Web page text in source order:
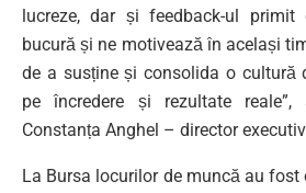
lucreze, dar și feedback-ul
bucură și ne motivează în același
de a susține și consolida o cultură
pe încredere și rezultate
Constanța Anghel – director
La Bursa locurilor de muncă au